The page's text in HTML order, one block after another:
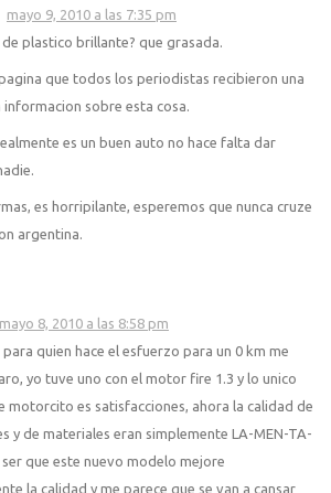
mayo 9, 2010 a las 7:35 pm
plastico brillante? que grasada.
que todos los periodistas recibieron una
sobre esta cosa.
es un buen auto no hace falta dar
es horripilante, esperemos que nunca cruze
argentina.
mayo 8, 2010 a las 8:58 pm
quien hace el esfuerzo para un 0 km me
yo tuve uno con el motor fire 1.3 y lo unico
motorcito es satisfacciones, ahora la calidad de
y de materiales eran simplemente LA-MEN-TA-
ser que este nuevo modelo mejore
la calidad y me parece que se van a cansar